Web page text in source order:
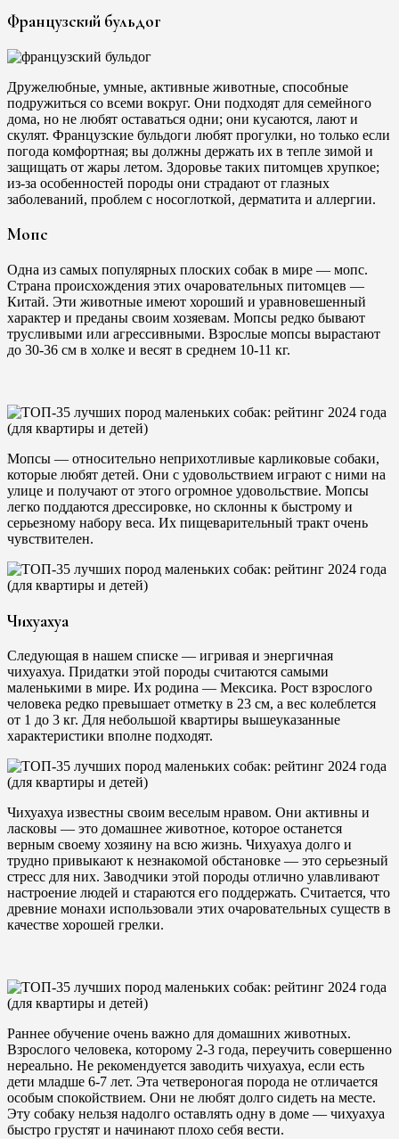
Французский бульдог
Дружелюбные, умные, активные животные, способные
подружиться со всеми вокруг. Они подходят для семейного
дома, но не любят оставаться одни; они кусаются, лают и
скулят. Французские бульдоги любят прогулки, но только если
погода комфортная; вы должны держать их в тепле зимой и
защищать от жары летом. Здоровье таких питомцев хрупкое;
из-за особенностей породы они страдают от глазных
заболеваний, проблем с носоглоткой, дерматита и аллергии.
Мопс
Одна из самых популярных плоских собак в мире — мопс.
Страна происхождения этих очаровательных питомцев —
Китай. Эти животные имеют хороший и уравновешенный
характер и преданы своим хозяевам. Мопсы редко бывают
трусливыми или агрессивными. Взрослые мопсы вырастают
до 30-36 см в холке и весят в среднем 10-11 кг.
Мопсы — относительно неприхотливые карликовые собаки,
которые любят детей. Они с удовольствием играют с ними на
улице и получают от этого огромное удовольствие. Мопсы
легко поддаются дрессировке, но склонны к быстрому и
серьезному набору веса. Их пищеварительный тракт очень
чувствителен.
Чихуахуа
Следующая в нашем списке — игривая и энергичная
чихуахуа. Придатки этой породы считаются самыми
маленькими в мире. Их родина — Мексика. Рост взрослого
человека редко превышает отметку в 23 см, а вес колеблется
от 1 до 3 кг. Для небольшой квартиры вышеуказанные
характеристики вполне подходят.
Чихуахуа известны своим веселым нравом. Они активны и
ласковы — это домашнее животное, которое останется
верным своему хозяину на всю жизнь. Чихуахуа долго и
трудно привыкают к незнакомой обстановке — это серьезный
стресс для них. Заводчики этой породы отлично улавливают
настроение людей и стараются его поддержать. Считается, что
древние монахи использовали этих очаровательных существ в
качестве хорошей грелки.
Раннее обучение очень важно для домашних животных.
Взрослого человека, которому 2-3 года, переучить совершенно
нереально. Не рекомендуется заводить чихуахуа, если есть
дети младше 6-7 лет. Эта четвероногая порода не отличается
особым спокойствием. Они не любят долго сидеть на месте.
Эту собаку нельзя надолго оставлять одну в доме — чихуахуа
быстро грустят и начинают плохо себя вести.